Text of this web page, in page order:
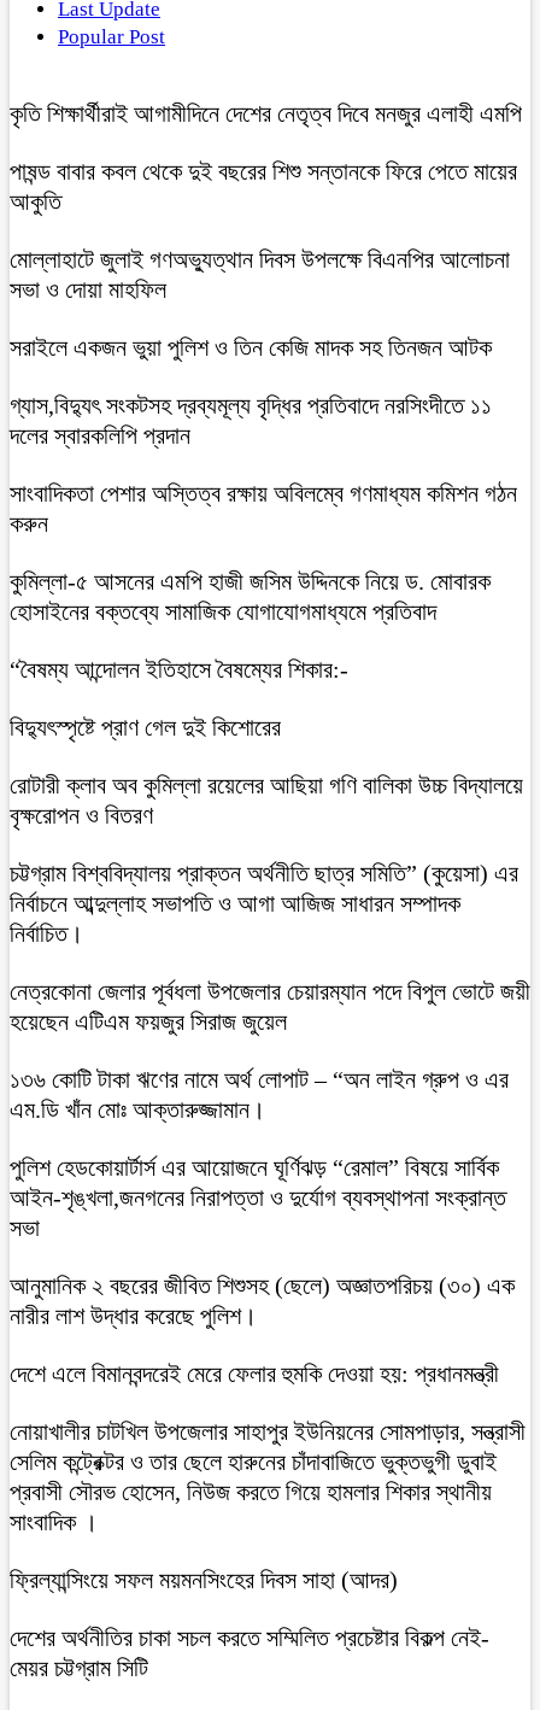
Last Update
Popular Post
কৃতি শিক্ষার্থীরাই আগামীদিনে দেশের নেতৃত্ব দিবে মনজুর এলাহী এমপি
পাষন্ড বাবার কবল থেকে দুই বছরের শিশু সন্তানকে ফিরে পেতে মায়ের
আকুতি
মোল্লাহাটে জুলাই গণঅভ্যুত্থান দিবস উপলক্ষে বিএনপির আলোচনা
সভা ও দোয়া মাহফিল
সরাইলে একজন ভুয়া পুলিশ ও তিন কেজি মাদক সহ তিনজন আটক
গ্যাস,বিদ্যুৎ সংকটসহ দ্রব্যমূল্য বৃদ্ধির প্রতিবাদে নরসিংদীতে ১১
দলের স্বারকলিপি প্রদান
সাংবাদিকতা পেশার অস্তিত্ব রক্ষায় অবিলম্বে গণমাধ্যম কমিশন গঠন
করুন
কুমিল্লা-৫ আসনের এমপি হাজী জসিম উদ্দিনকে নিয়ে ড. মোবারক
হোসাইনের বক্তব্যে সামাজিক যোগাযোগমাধ্যমে প্রতিবাদ
“বৈষম্য আন্দোলন ইতিহাসে বৈষম্যের শিকার:-
বিদ্যুৎস্পৃষ্টে প্রাণ গেল দুই কিশোরের
রোটারী ক্লাব অব কুমিল্লা রয়েলের আছিয়া গণি বালিকা উচ্চ বিদ্যালয়ে
বৃক্ষরোপন ও বিতরণ
চট্টগ্রাম বিশ্ববিদ্যালয় প্রাক্তন অর্থনীতি ছাত্র সমিতি” (কুয়েসা) এর
নির্বাচনে আব্দুল্লাহ সভাপতি ও আগা আজিজ সাধারন সম্পাদক
নির্বাচিত।
নেত্রকোনা জেলার পূর্বধলা উপজেলার চেয়ারম্যান পদে বিপুল ভোটে জয়ী
হয়েছেন এটিএম ফয়জুর সিরাজ জুয়েল
১৩৬ কোটি টাকা ঋণের নামে অর্থ লোপাট – “অন লাইন গ্রুপ ও এর
এম.ডি খাঁন মোঃ আক্তারুজ্জামান।
পুলিশ হেডকোয়ার্টার্স এর আয়োজনে ঘূর্ণিঝড় “রেমাল” বিষয়ে সার্বিক
আইন-শৃঙ্খলা,জনগনের নিরাপত্তা ও দুর্যোগ ব্যবস্থাপনা সংক্রান্ত
সভা
আনুমানিক ২ বছরের জীবিত শিশুসহ (ছেলে) অজ্ঞাতপরিচয় (৩০) এক
নারীর লাশ উদ্ধার করেছে পুলিশ।
দেশে এলে বিমানবন্দরেই মেরে ফেলার হুমকি দেওয়া হয়: প্রধানমন্ত্রী
নোয়াখালীর চাটখিল উপজেলার সাহাপুর ইউনিয়নের সোমপাড়ার, সন্ত্রাসী
সেলিম কন্ট্রেক্টর ও তার ছেলে হারুনের চাঁদাবাজিতে ভুক্তভুগী ডুবাই
প্রবাসী সৌরভ হোসেন, নিউজ করতে গিয়ে হামলার শিকার স্থানীয়
সাংবাদিক ।
ফ্রিল্যান্সিংয়ে সফল ময়মনসিংহের দিবস সাহা (আদর)
দেশের অর্থনীতির চাকা সচল করতে সম্মিলিত প্রচেষ্টার বিকল্প নেই-
মেয়র চট্টগ্রাম সিটি